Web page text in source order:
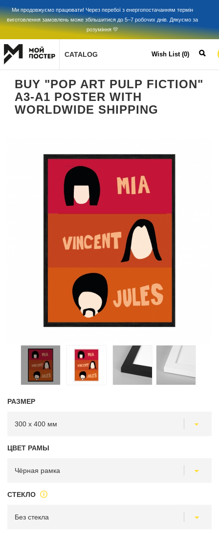
Ми продовжуємо працювати! Через перебої з енергопостачанням термін
виготовлення замовлень може збільшитися до 5–7 робочих днів. Дякуємо за
розуміння 💛
CATALOG Wish List (0)
BUY "POP ART PULP FICTION"
A3-A1 POSTER WITH
WORLDWIDE SHIPPING
РАЗМЕР
ЦВЕТ РАМЫ
СТЕКЛО